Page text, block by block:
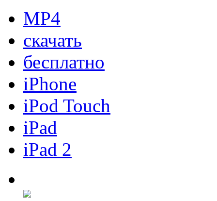
МР4
скачать
бесплатно
iPhone
iPod Touch
iPad
iPad 2